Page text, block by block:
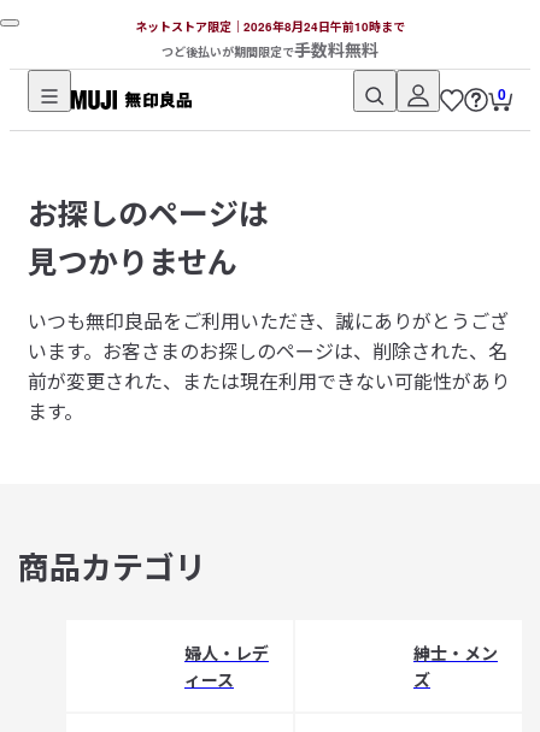
ネットストア限定｜2026年8月24日午前10時まで
つど後払いが期間限定で手数料無料
無
品
ネ
ッ
ト
ス
ト
ア
0
お探しのページは
見つかりません
いつも無印良品をご利用いただき、誠にありがとうござ
います。 お客さまのお探しのページは、削除された、名
前が変更された、または現在利用できない可能性があり
ます。
商品カテゴリ
婦人・レデ
ィース
紳士・メン
ズ